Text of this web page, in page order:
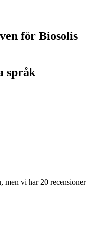
för Biosolis
språk
men vi har 20 recensioner